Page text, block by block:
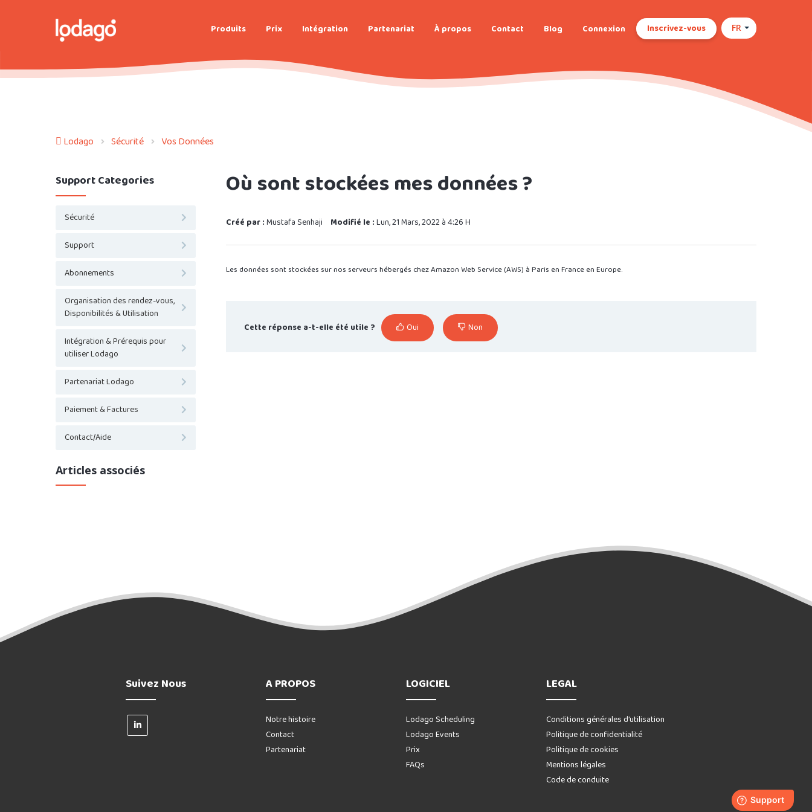
Produits Prix Intégration Partenariat À propos Contact Blog Connexion Inscrivez-vous FR
Lodago Sécurité Vos Données
Support Categories
Sécurité
Support
Abonnements
Organisation des rendez-vous,
Disponibilités & Utilisation
Intégration & Prérequis pour
utiliser Lodago
Partenariat Lodago
Paiement & Factures
Contact/Aide
Articles associés
Où sont stockées mes données ?
Créé par :Mustafa Senhaji Modifié le :Lun, 21 Mars, 2022 à 4:26 H
Les données sont stockées sur nos serveurs hébergés chez Amazon Web Service (AWS) à Paris en France en Europe.
Cette réponse a-t-elle été utile ? Oui Non
Suivez Nous A PROPOS
Notre histoire
Contact
Partenariat
LOGICIEL
Lodago Scheduling
Lodago Events
Prix
FAQs
LEGAL
Conditions générales d’utilisation
Politique de confidentialité
Politique de cookies
Mentions légales
Code de conduite